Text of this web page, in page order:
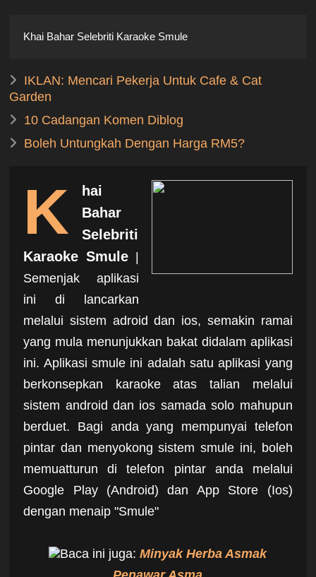
Khai Bahar Selebriti Karaoke Smule
IKLAN: Mencari Pekerja Untuk Cafe & Cat
Garden
10 Cadangan Komen Diblog
Boleh Untungkah Dengan Harga RM5?
K
hai
Bahar
Selebriti
Karaoke Smule |
Semenjak aplikasi
ini di lancarkan
melalui sistem adroid dan ios, semakin ramai
yang mula menunjukkan bakat didalam aplikasi
ini. Aplikasi smule ini adalah satu aplikasi yang
berkonsepkan karaoke atas talian melalui
sistem android dan ios samada solo mahupun
berduet. Bagi anda yang mempunyai telefon
pintar dan menyokong sistem smule ini, boleh
memuatturun di telefon pintar anda melalui
Google Play (Android) dan App Store (Ios)
dengan menaip "Smule"
Baca ini juga:Minyak Herba Asmak